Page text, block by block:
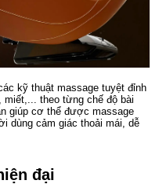
kỹ thuật massage tuyệt đỉnh
miết,... theo từng chế độ bài
giúp cơ thể được massage
dùng cảm giác thoải mái, dễ
đại